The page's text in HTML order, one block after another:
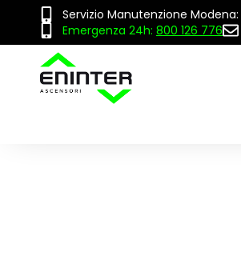
Servizio Manutenzione Modena:
Emergenza 24h: 800 126 776